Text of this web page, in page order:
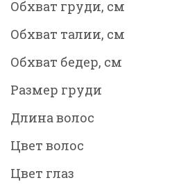
Обхват груди, см
Обхват талии, см
Обхват бедер, см
Размер груди
Длина волос
Цвет волос
Цвет глаз